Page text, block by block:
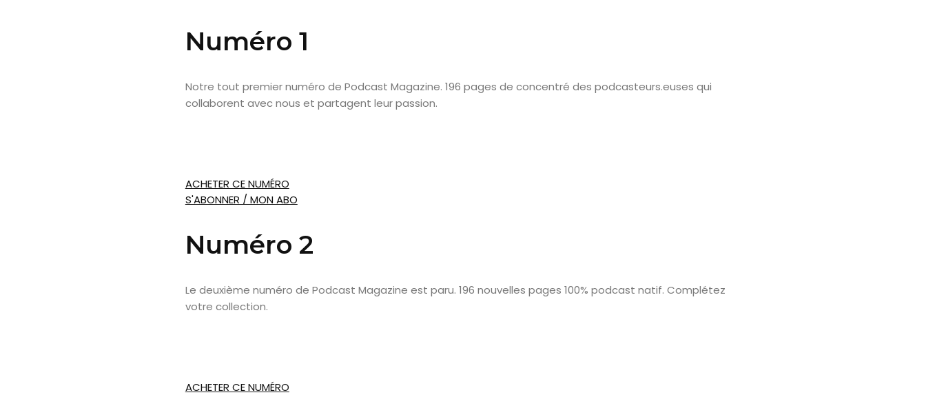
Numéro 1
Notre tout premier numéro de Podcast Magazine. 196 pages de concentré des podcasteurs.euses qui
collaborent avec nous et partagent leur passion.
ACHETER CE NUMÉRO
S'ABONNER / MON ABO
Numéro 2
Le deuxième numéro de Podcast Magazine est paru. 196 nouvelles pages 100% podcast natif. Complétez
votre collection.
ACHETER CE NUMÉRO